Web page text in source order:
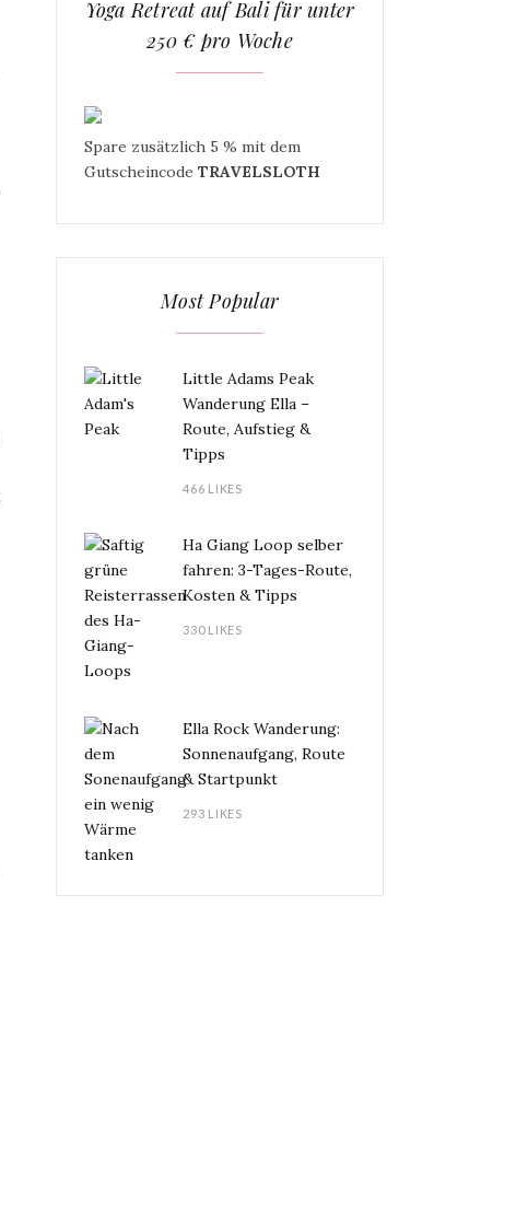
Yoga Retreat auf Bali für unter
250 € pro Woche
Spare zusätzlich 5 % mit dem
Gutscheincode TRAVELSLOTH
Most Popular
Little Adams Peak
Wanderung Ella –
Route, Aufstieg &
Tipps
466 LIKES
Ha Giang Loop selber
fahren: 3-Tages-Route,
Kosten & Tipps
330 LIKES
Ella Rock Wanderung:
Sonnenaufgang, Route
& Startpunkt
293 LIKES